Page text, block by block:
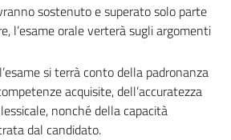
sostenuto e superato solo parte
l’esame orale verterà sugli argomenti
si terrà conto della padronanza
acquisite, dell’accuratezza
nonché della capacità
dal candidato.